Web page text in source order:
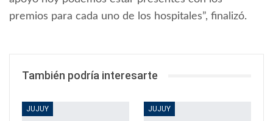
premios para cada uno de los hospitales”, finalizó.
También podría interesarte
JUJUY JUJUY